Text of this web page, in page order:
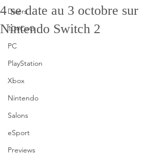
Divers
1D#CoG
PC
PlayStation
Xbox
Nintendo
Salons
eSport
Previews
4 se date au 3 octobre sur
Nintendo Switch 2